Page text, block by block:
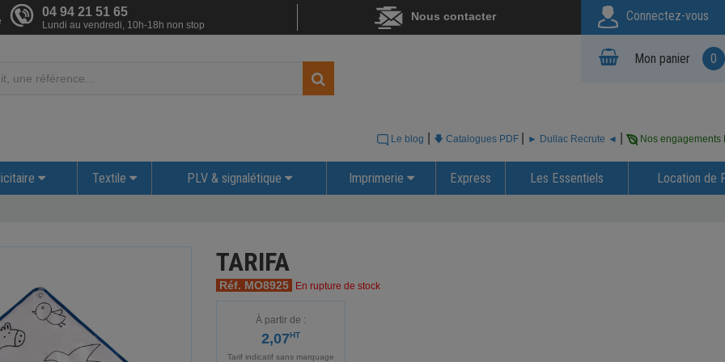
04 94 21 51 65
Lundi au vendredi, 10h-18h non stop
Nous contacter Connectez-vous
Mon panier 0
Le blog 🡇 Catalogues PDF ► Dullac Recrute ◄ Nos engagements
Textile PLV & signalétique Imprimerie Express Les Essentiels Location de
TARIFA
Réf. MO8925 En rupture de stock
À partir de :
2,07HT
Tarif indicatif sans marquage